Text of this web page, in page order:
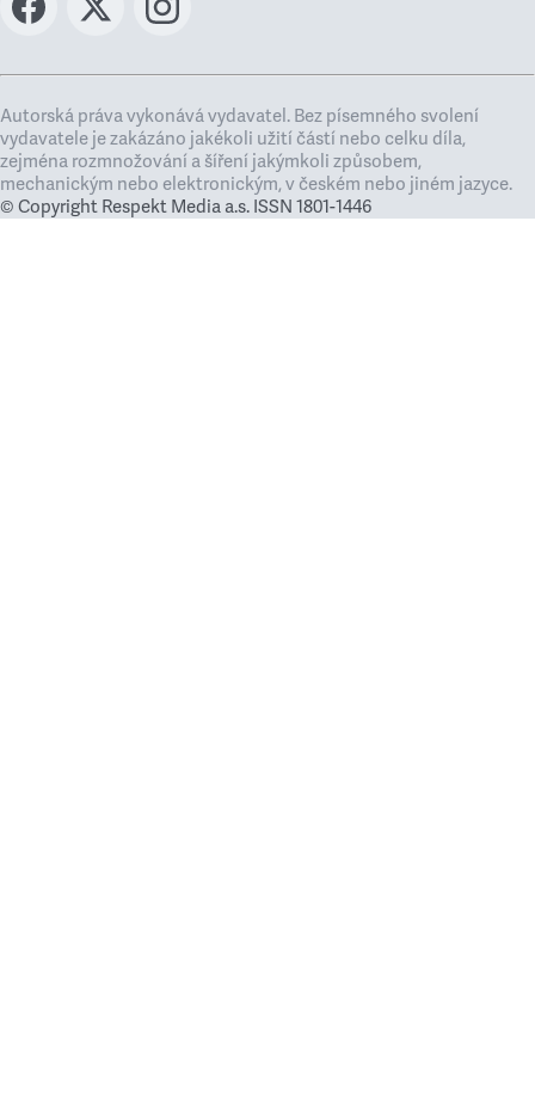
Autorská práva vykonává vydavatel. Bez písemného svolení
vydavatele je zakázáno jakékoli užití částí nebo celku díla,
zejména rozmnožování a šíření jakýmkoli způsobem,
mechanickým nebo elektronickým, v českém nebo jiném jazyce.
© Copyright Respekt Media a.s. ISSN 1801-1446